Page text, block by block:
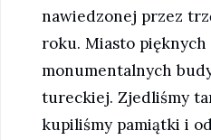
nawiedzonej przez
roku. Miasto pięknych
monumentalnych
tureckiej. Zjedliśmy
kupiliśmy pamiątki i